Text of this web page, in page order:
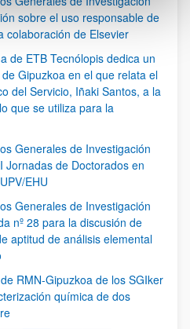
sobre el uso responsable de
colaboración de Elsevier
de ETB Tecnólopis dedica un
Gipuzkoa en el que relata el
del Servicio, Iñaki Santos, a la
que se utiliza para la
Generales de Investigación
Jornadas de Doctorados en
EHU
Generales de Investigación
nº 28 para la discusión de
aptitud de análisis elemental
RMN-Gipuzkoa de los SGIker
química de dos